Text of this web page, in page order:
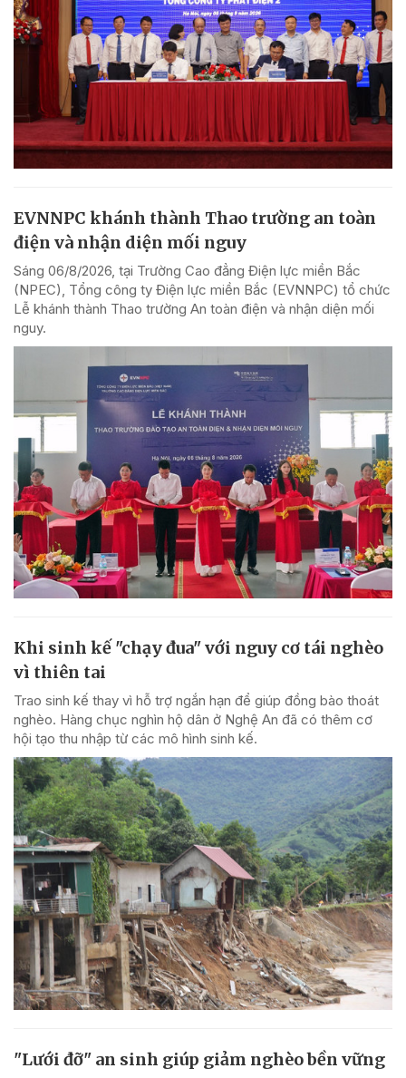
EVNNPC khánh thành Thao trường an toàn
điện và nhận diện mối nguy
Sáng 06/8/2026, tại Trường Cao đẳng Điện lực miền Bắc
(NPEC), Tổng công ty Điện lực miền Bắc (EVNNPC) tổ chức
Lễ khánh thành Thao trường An toàn điện và nhận diện mối
nguy.
Khi sinh kế "chạy đua" với nguy cơ tái nghèo
vì thiên tai
Trao sinh kế thay vì hỗ trợ ngắn hạn để giúp đồng bào thoát
nghèo. Hàng chục nghìn hộ dân ở Nghệ An đã có thêm cơ
hội tạo thu nhập từ các mô hình sinh kế.
"Lưới đỡ" an sinh giúp giảm nghèo bền vững